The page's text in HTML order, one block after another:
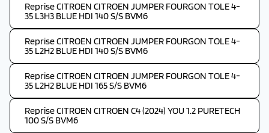
Reprise CITROEN CITROEN JUMPER FOURGON TOLE 4-
35 L3H3 BLUE HDI 140 S/S BVM6
Reprise CITROEN CITROEN JUMPER FOURGON TOLE 4-
35 L2H2 BLUE HDI 140 S/S BVM6
Reprise CITROEN CITROEN JUMPER FOURGON TOLE 4-
35 L2H2 BLUE HDI 165 S/S BVM6
Reprise CITROEN CITROEN C4 (2024) YOU 1.2 PURETECH
100 S/S BVM6